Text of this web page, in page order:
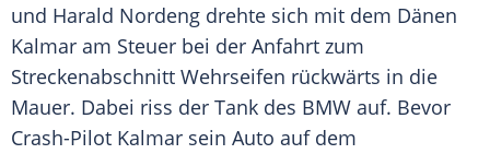
und Harald Nordeng drehte sich mit dem Dänen
Kalmar am Steuer bei der Anfahrt zum
Streckenabschnitt Wehrseifen rückwärts in die
Mauer. Dabei riss der Tank des BMW auf. Bevor
Crash-Pilot Kalmar sein Auto auf dem